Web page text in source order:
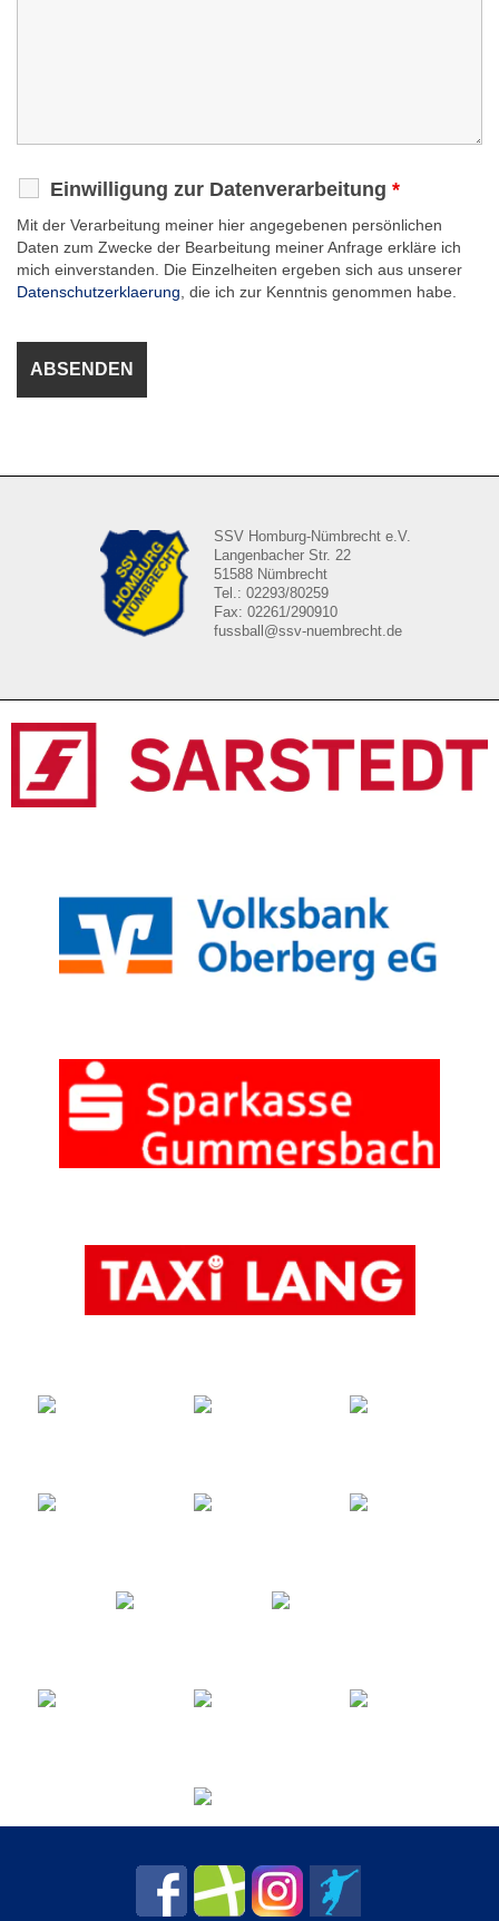
Einwilligung zur Datenverarbeitung *
Mit der Verarbeitung meiner hier angegebenen persönlichen
Daten zum Zwecke der Bearbeitung meiner Anfrage erkläre ich
mich einverstanden. Die Einzelheiten ergeben sich aus unserer
Datenschutzerklaerung , die ich zur Kenntnis genommen habe.
SSV Homburg-Nümbrecht e.V.
Langenbacher Str. 22
51588 Nümbrecht
Tel.: 02293/80259
Fax: 02261/290910
fussball@ssv-nuembrecht.de